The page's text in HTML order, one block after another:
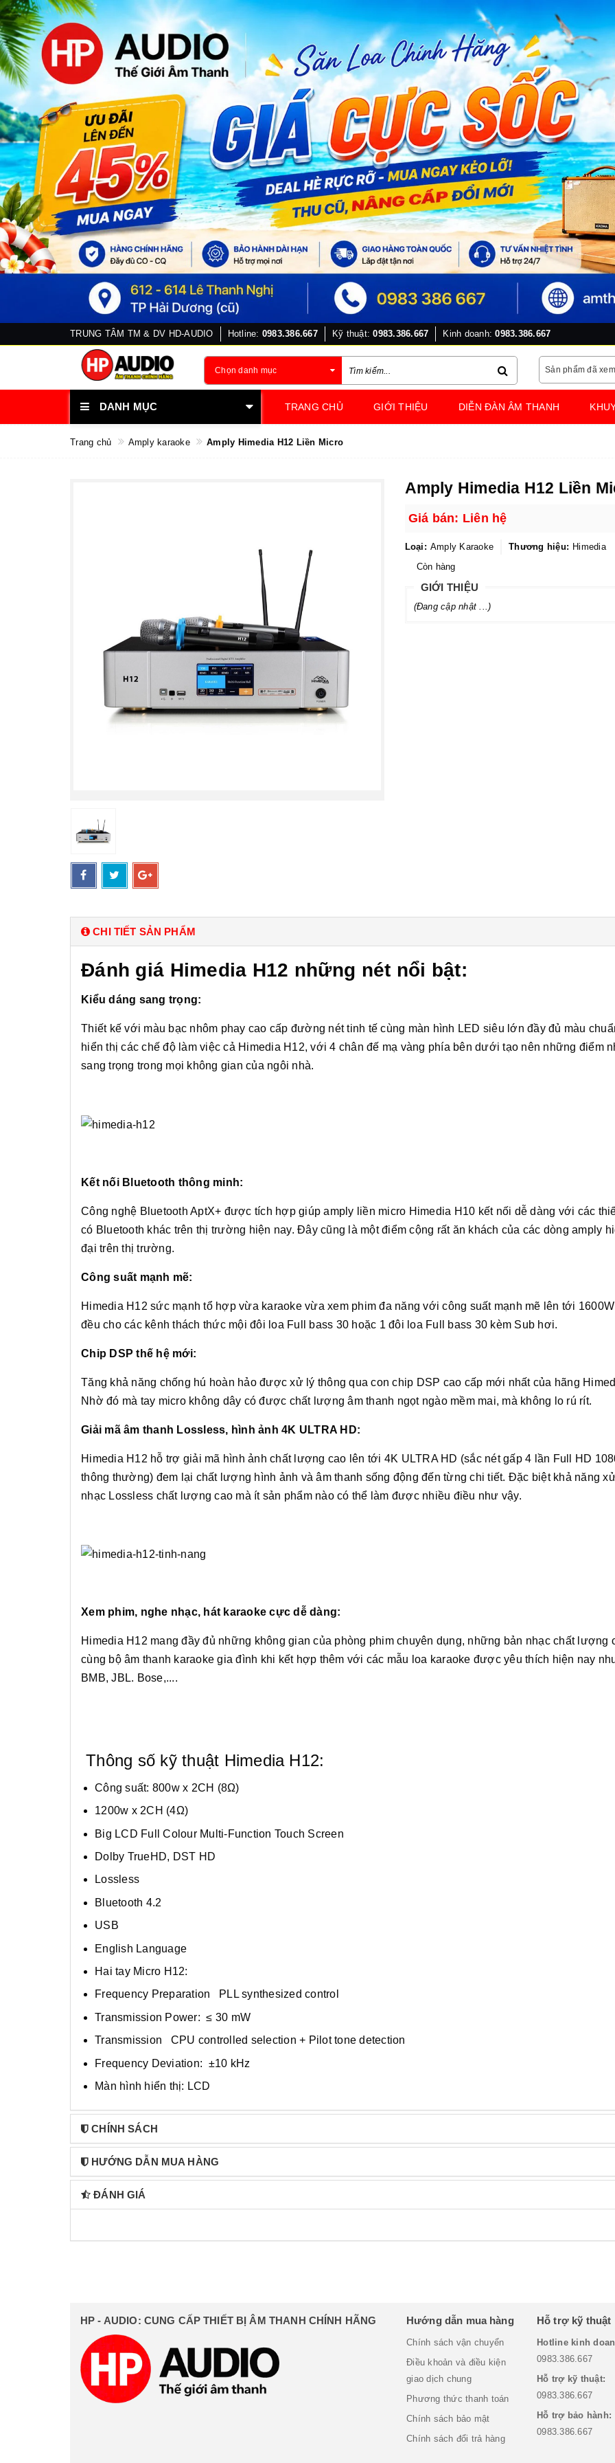
TRUNG TÂM TM & DV HD-AUDIO Hotline: 0983.386.667 Kỹ thuật:0983.386.667 Kinh doanh:0983.386.667
Chọn danh mục Sản phẩm đã
DANH MỤC TRANG CHỦ GIỚI THIỆU DIỄN ĐÀN ÂM THANH
Trang chủ Amply karaoke Amply Himedia H12 Liền Micro
Amply Himedia H12 Liền
Giá bán: Liên hệ
Loại: Amply Karaoke Thương hiệu: Himedia
Còn hàng
GIỚI THIỆU
(Đang cập nhật ...)
CHI TIẾT SẢN PHẨM
Đánh giá Himedia H12 những nét nổi bật:
Kiểu dáng sang trọng:
Thiết kế với màu bạc nhôm phay cao cấp đường nét tinh tế cùng màn hình LED siêu lớn đầy đủ màu
hiển thị các chế độ làm việc cả Himedia H12, với 4 chân đế mạ vàng phía bên dưới tạo nên những điểm
sang trọng trong mọi không gian của ngôi nhà.
Kết nối Bluetooth thông minh:
Công nghệ Bluetooth AptX+ được tích hợp giúp amply liền micro Himedia H10 kết nối dễ dàng với các
có Bluetooth khác trên thị trường hiện nay. Đây cũng là một điểm cộng rất ăn khách của các dòng amply
đại trên thị trường.
Công suất mạnh mẽ:
Himedia H12 sức mạnh tổ hợp vừa karaoke vừa xem phim đa năng với công suất mạnh mẽ lên tới
đều cho các kênh thách thức mội đôi loa Full bass 30 hoặc 1 đôi loa Full bass 30 kèm Sub hơi.
Chip DSP thế hệ mới:
Tăng khả năng chống hú hoàn hảo được xử lý thông qua con chip DSP cao cấp mới nhất của hãng
Nhờ đó mà tay micro không dây có được chất lượng âm thanh ngọt ngào mềm mai, mà không lo rú rít.
Giải mã âm thanh Lossless, hình ảnh 4K ULTRA HD:
Himedia H12 hỗ trợ giải mã hình ảnh chất lượng cao lên tới 4K ULTRA HD (sắc nét gấp 4 lần Full HD
thông thường) đem lại chất lượng hình ảnh và âm thanh sống động đến từng chi tiết. Đặc biệt khả năng
nhạc Lossless chất lượng cao mà ít sản phẩm nào có thể làm được nhiều điều như vậy.
Xem phim, nghe nhạc, hát karaoke cực dễ dàng:
Himedia H12 mang đầy đủ những không gian của phòng phim chuyên dụng, những bản nhạc chất lượng
cùng bộ âm thanh karaoke gia đình khi kết hợp thêm với các mẫu loa karaoke được yêu thích hiện nay
BMB, JBL. Bose,....
Thông số kỹ thuật Himedia H12:
Công suất: 800w x 2CH (8Ω)
1200w x 2CH (4Ω)
Big LCD Full Colour Multi-Function Touch Screen
Dolby TrueHD, DST HD
Lossless
Bluetooth 4.2
USB
English Language
Hai tay Micro H12:
Frequency Preparation PLL synthesized control
Transmission Power: ≤ 30 mW
Transmission CPU controlled selection + Pilot tone detection
Frequency Deviation: ±10 kHz
Màn hình hiển thị: LCD
CHÍNH SÁCH
HƯỚNG DẪN MUA HÀNG
ĐÁNH GIÁ
HP - AUDIO: CUNG CẤP THIẾT BỊ ÂM THANH CHÍNH HÃNG Hướng dẫn mua hàng
Chính sách vận chuyển
Điều khoản và điều kiện
giao dịch chung
Phương thức thanh toán
Chính sách bảo mật
Chính sách đổi trả hàng
Hỗ trợ kỹ thuật
Hotline kinh
0983.386.667
Hỗ trợ kỹ thuật:
0983.386.667
Hỗ trợ bảo hành:
0983.386.667